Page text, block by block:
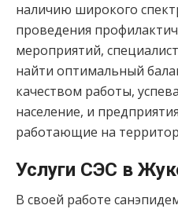
наличию широкого
проведения
мероприятий,
найти оптимальный
качеством работы,
население, и
работающие на
Услуги СЭС в
В своей работе